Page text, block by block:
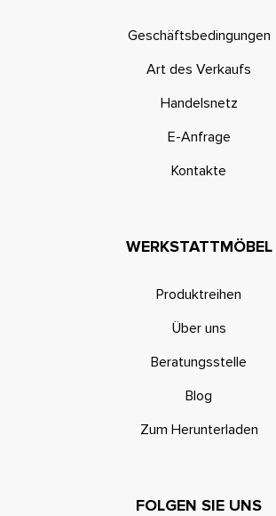
Geschäftsbedingungen
Art des Verkaufs
Handelsnetz
E-Anfrage
Kontakte
WERKSTATTMÖBEL
Produktreihen
Über uns
Beratungsstelle
Blog
Zum Herunterladen
FOLGEN SIE UNS